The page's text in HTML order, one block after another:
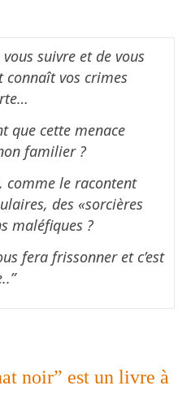
suivre et de vous
connaît vos crimes
que cette menace
familier ?
comme le racontent
des «sorcières
maléfiques ?
fera frissonner et c’est
noir” est un livre à